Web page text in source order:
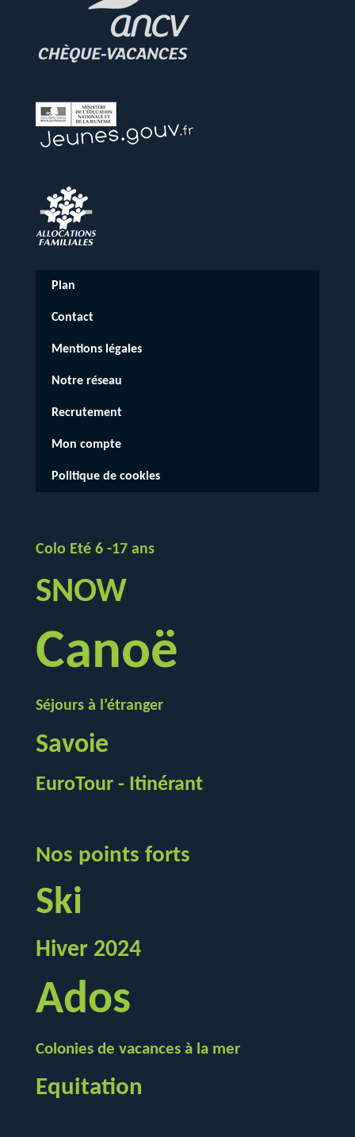
Plan
Contact
Mentions légales
Notre réseau
Recrutement
Mon compte
Politique de cookies
Colo Eté 6 -17 ans
SNOW
Canoë
Séjours à l’étranger
Savoie
EuroTour - Itinérant
Nos points forts
Ski
Hiver 2024
Ados
Colonies de vacances à la mer
Equitation